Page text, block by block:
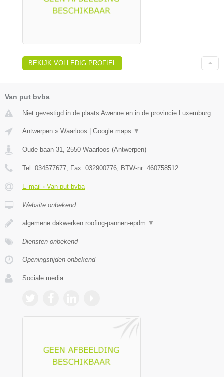
BEKIJK VOLLEDIG PROFIEL
Van put bvba
Niet gevestigd in de plaats Awenne en in de provincie Luxemburg.
Antwerpen » Waarloos | Google maps ▼
Oude baan 31 2550 Waarloos (Antwerpen)
Tel: 034577677 , Fax: 032900776 , BTW-nr: 460758512
E-mail › Van put bvba
Website onbekend
algemene dakwerken:roofing-pannen-epdm ▼
Diensten onbekend
Openingstijden onbekend
Sociale media: